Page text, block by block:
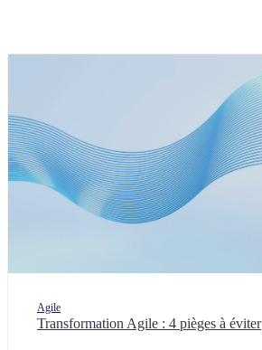
Agile
Transformation Agile : 4 pièges à éviter